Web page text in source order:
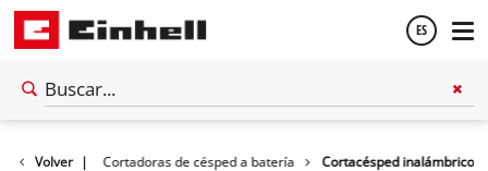
ES
Volver | Cortadoras de césped a batería Cortacésped inalámbrico